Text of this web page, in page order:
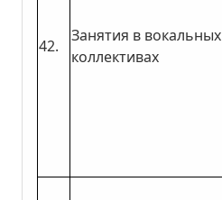
42.
Занятия в вокальных
коллективах